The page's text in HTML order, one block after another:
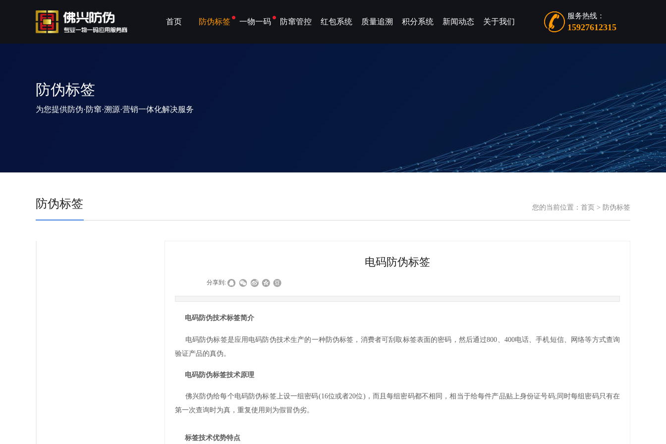
服务热线：
15927612315
首页 防伪标签 一物一码 防窜管控 红包系统 质量追溯 积分系统 新闻动态 关于我们
防伪标签
为您提供防伪·防窜·溯源·营销一体化解决服务
防伪标签 您的当前位置： 首页 > 防伪标签
电码防伪标签
分享到:
电码防伪技术标签简介
电码防伪标签是应用电码防伪技术生产的一种防伪标签，消费者可刮取标签表面的密码，然后通过800、 400电话、手机短信、网络等方式查询
验证产品的真伪。
电码防伪标签技术原理
佛兴防伪给每个电码防伪标签上设一组密码(16位或者20位) ，而且每组密码都不相同，相当于给每件产品贴上身份证号码; 同时每组密码只有在
第一次查询时为真，重复使用则为假冒伪劣。
标签技术优势特点